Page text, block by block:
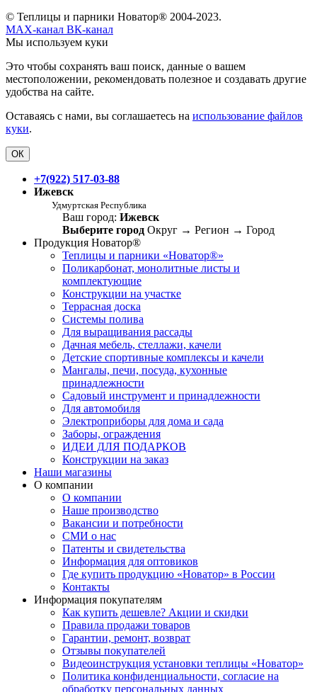
© Теплицы и парники Новатор® 2004-2023.
MAX-канал ВК-канал
Мы используем куки
Это чтобы сохранять ваш поиск, данные о вашем
местоположении, рекомендовать полезное и создавать другие
удобства на сайте.
Оставаясь с нами, вы соглашаетесь на использование файлов
куки.
ОК
+7(922) 517-03-88
Ижевск
Удмуртская Республика
Ваш город: Ижевск
Выберите город Округ → Регион → Город
Продукция Новатор®
Теплицы и парники «Новатор®»
Поликарбонат, монолитные листы и
комплектующие
Конструкции на участке
Террасная доска
Системы полива
Для выращивания рассады
Дачная мебель, стеллажи, качели
Детские спортивные комплексы и качели
Мангалы, печи, посуда, кухонные
принадлежности
Садовый инструмент и принадлежности
Для автомобиля
Электроприборы для дома и сада
Заборы, ограждения
ИДЕИ ДЛЯ ПОДАРКОВ
Конструкции на заказ
Наши магазины
О компании
О компании
Наше производство
Вакансии и потребности
СМИ о нас
Патенты и свидетельства
Информация для оптовиков
Где купить продукцию «Новатор» в России
Контакты
Информация покупателям
Как купить дешевле? Акции и скидки
Правила продажи товаров
Гарантии, ремонт, возврат
Отзывы покупателей
Видеоинструкция установки теплицы «Новатор»
Политика конфиденциальности, согласие на
обработку персональных данных